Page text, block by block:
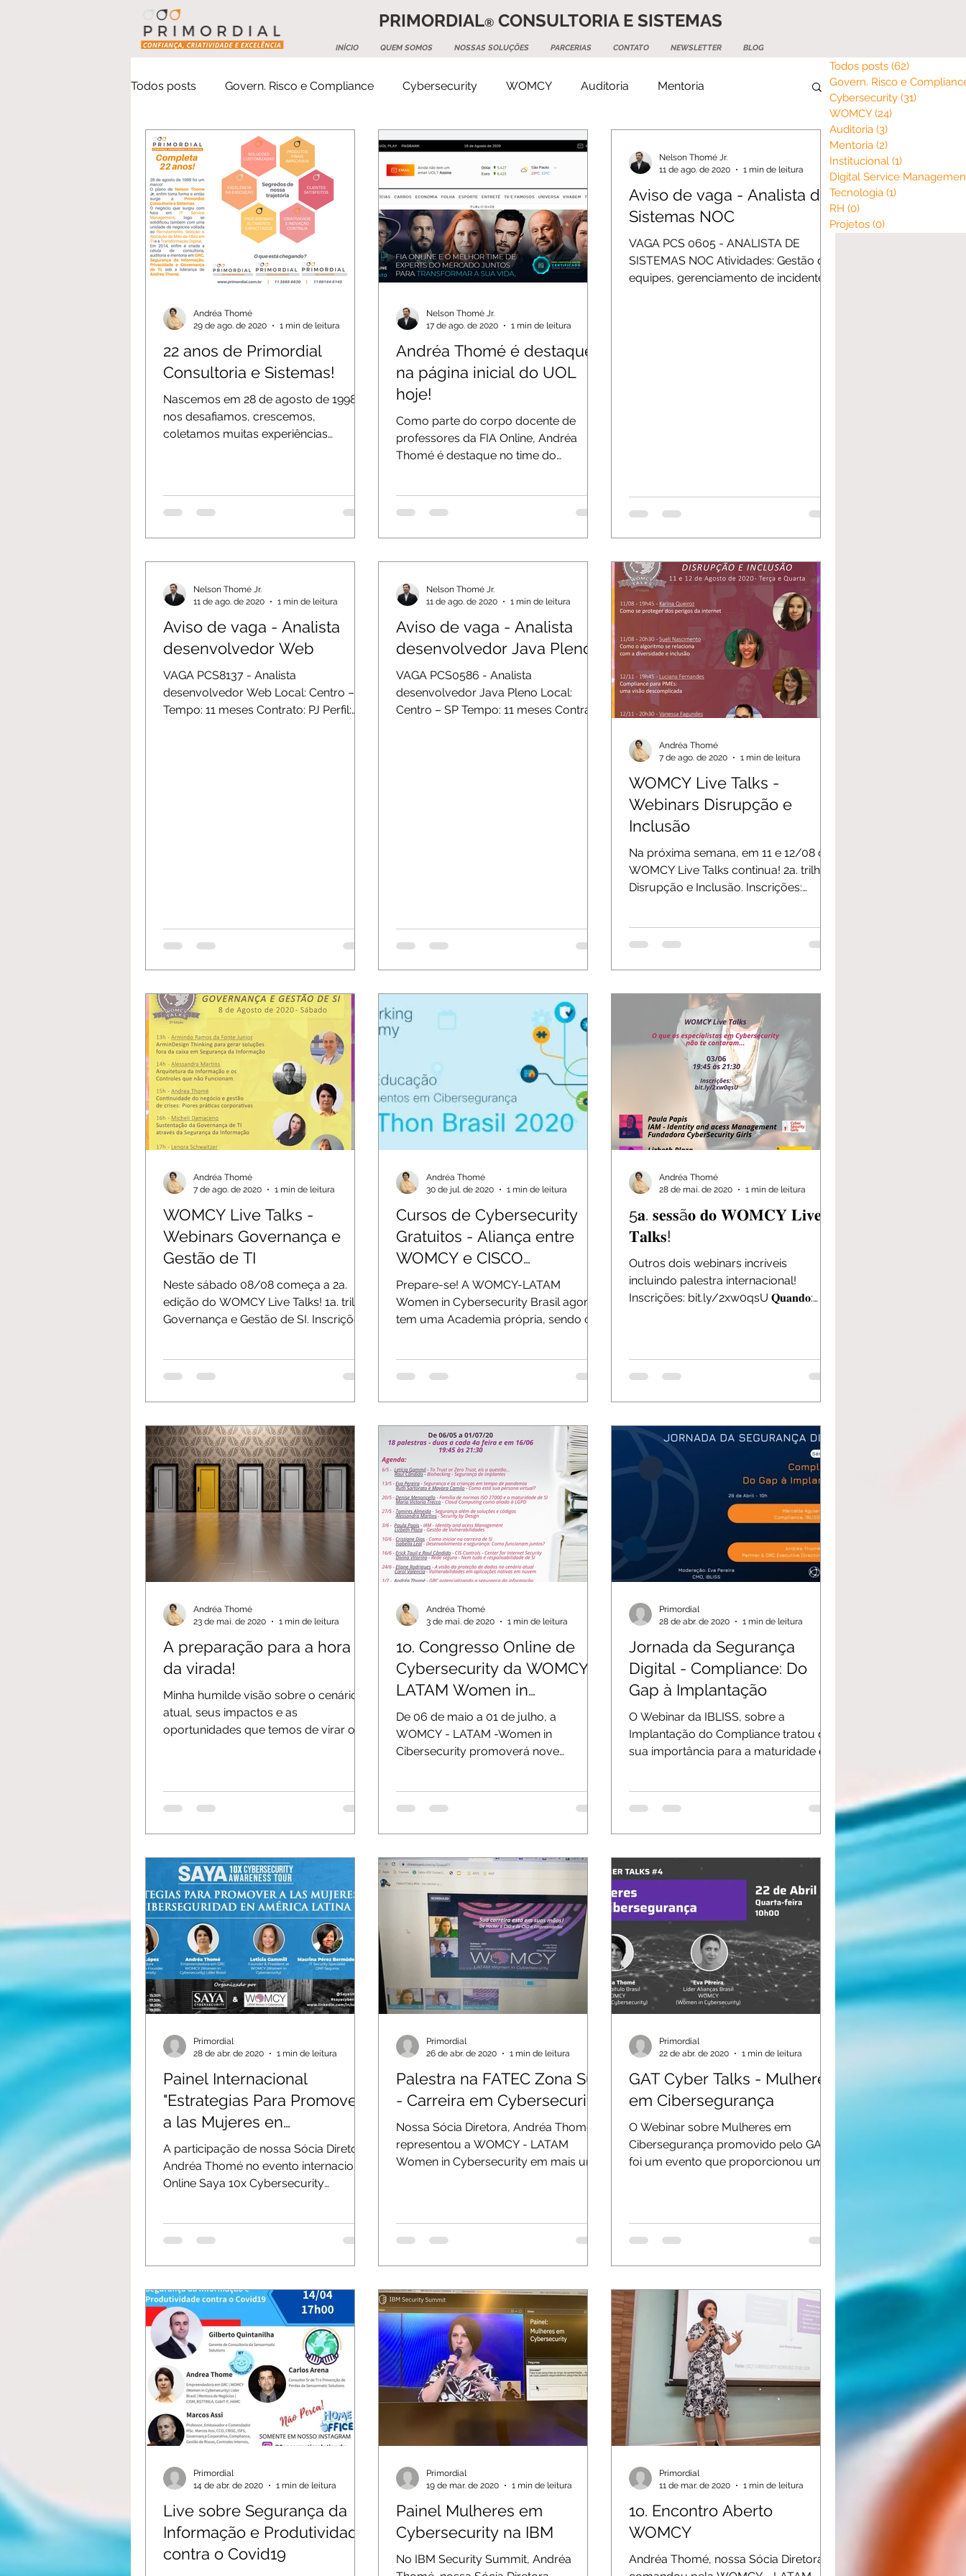
PRIMORDIAL®CONSULTORIA E SISTEMAS
INÍCIO QUEM SOMOS NOSSAS SOLUÇÕES PARCERIAS CONTATO NEWSLETTER BLOG
Todos posts Govern. Risco e Compliance Cybersecurity WOMCY Auditoria Mentoria
Institucional Digital Service Management Tecnologia RH Projetos
22 anos de Primordial
Consultoria e Sistemas!
Nascemos em 28 de agosto de 1998,
nos desafiamos, crescemos,
coletamos muitas experiências
Andréa Thomé
29 de ago. de 2020
1 min de leitura
Andréa Thomé é destaque
na página inicial do UOL
hoje!
Como parte do corpo docente de
professores da FIA Online, Andréa
Thomé é destaque no time do
Nelson Thomé Jr.
17 de ago. de 2020
1 min de leitura
Aviso de vaga - Analista de
Sistemas NOC
VAGA PCS 0605 - ANALISTA DE
SISTEMAS NOC Atividades: Gestão de
equipes, gerenciamento de incidentes,
Nelson Thomé Jr.
11 de ago. de 2020
1 min de leitura
Aviso de vaga - Analista
desenvolvedor Web
VAGA PCS8137 - Analista
desenvolvedor Web Local: Centro – SP
Tempo: 11 meses Contrato: PJ Perfil:
Nelson Thomé Jr.
11 de ago. de 2020
1 min de leitura
Aviso de vaga - Analista
desenvolvedor Java Pleno
VAGA PCS0586 - Analista
desenvolvedor Java Pleno Local:
Centro – SP Tempo: 11 meses Contrato:
Nelson Thomé Jr.
11 de ago. de 2020
1 min de leitura
WOMCY Live Talks -
Webinars Disrupção e
Inclusão
Na próxima semana, em 11 e 12/08 o
WOMCY Live Talks continua! 2a. trilha
Disrupção e Inclusão. Inscrições:
Andréa Thomé
7 de ago. de 2020
1 min de leitura
WOMCY Live Talks -
Webinars Governança e
Gestão de TI
Neste sábado 08/08 começa a 2a.
edição do WOMCY Live Talks! 1a. trilha
Governança e Gestão de SI. Inscrições:
Andréa Thomé
7 de ago. de 2020
1 min de leitura
Cursos de Cybersecurity
Gratuitos - Aliança entre
WOMCY e CISCO
Networking Academy
Prepare-se! A WOMCY-LATAM
Women in Cybersecurity Brasil agora
tem uma Academia própria, sendo o
Andréa Thomé
30 de jul. de 2020
1 min de leitura
5𝐚. 𝐬𝐞𝐬𝐬ã𝐨 𝐝𝐨 𝐖𝐎𝐌𝐂𝐘 𝐋𝐢𝐯𝐞
𝐓𝐚𝐥𝐤𝐬!
Outros dois webinars incríveis
incluindo palestra internacional!
Inscrições: bit.ly/2xw0qsU 𝐐𝐮𝐚𝐧𝐝𝐨:
Andréa Thomé
28 de mai. de 2020
1 min de leitura
A preparação para a hora
da virada!
Minha humilde visão sobre o cenário
atual, seus impactos e as
oportunidades que temos de virar o
Andréa Thomé
23 de mai. de 2020
1 min de leitura
1o. Congresso Online de
Cybersecurity da WOMCY -
LATAM Women in
Cybersecurity
De 06 de maio a 01 de julho, a
WOMCY - LATAM -Women in
Cibersecurity promoverá nove
Andréa Thomé
3 de mai. de 2020
1 min de leitura
Jornada da Segurança
Digital - Compliance: Do
Gap à Implantação
O Webinar da IBLISS, sobre a
Implantação do Compliance tratou de
sua importância para a maturidade de
Primordial
28 de abr. de 2020
1 min de leitura
Painel Internacional
"Estrategias Para Promover
a las Mujeres en
Ciberseguridad en America
Lati
A participação de nossa Sócia Diretora,
Andréa Thomé no evento internacional
Online Saya 10x Cybersecurity
Primordial
28 de abr. de 2020
1 min de leitura
Palestra na FATEC Zona Sul
- Carreira em Cybersecurity
Nossa Sócia Diretora, Andréa Thomé,
representou a WOMCY - LATAM
Women in Cybersecurity em mais um
Primordial
26 de abr. de 2020
1 min de leitura
GAT Cyber Talks - Mulheres
em Cibersegurança
O Webinar sobre Mulheres em
Cibersegurança promovido pelo GAT,
foi um evento que proporcionou um
Primordial
22 de abr. de 2020
1 min de leitura
Live sobre Segurança da
Informação e Produtividade
contra o Covid19
Primordial
14 de abr. de 2020
1 min de leitura
Painel Mulheres em
Cybersecurity na IBM
No IBM Security Summit, Andréa
Primordial
19 de mar. de 2020
1 min de leitura
1o. Encontro Aberto
WOMCY
Andréa Thomé, nossa Sócia Diretora,
Primordial
11 de mar. de 2020
1 min de leitura
Todos posts (62)
Govern. Risco e
Cybersecurity (31)
WOMCY (24)
Auditoria (3)
Mentoria (2)
Institucional (1)
Digital Service
Tecnologia (1)
RH (0)
Projetos (0)